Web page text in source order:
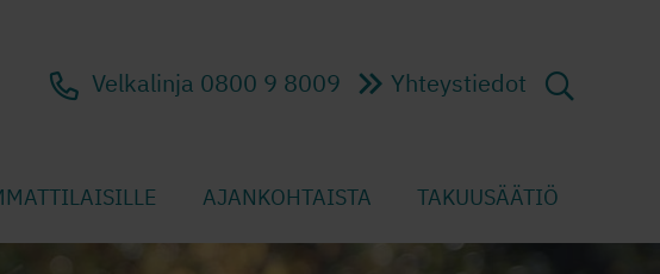
Velkalinja 0800 9 8009 Yhteystiedot
AJANKOHTAISTA TAKUUSÄÄTIÖ